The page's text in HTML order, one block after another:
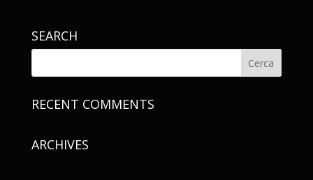
SEARCH
RECENT COMMENTS
ARCHIVES